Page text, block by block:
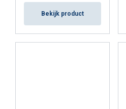
Bekijk product
DETAILS WEERGEVEN